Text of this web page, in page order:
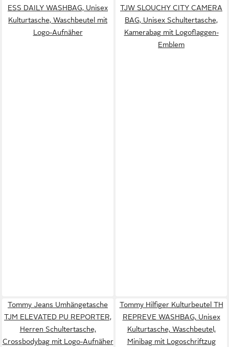
ESS DAILY WASHBAG, Unisex
Kulturtasche, Waschbeutel mit
Logo-Aufnäher
TJW SLOUCHY CITY CAMERA
BAG, Unisex Schultertasche,
Kamerabag mit Logoflaggen-
Emblem
Tommy Jeans Umhängetasche
TJM ELEVATED PU REPORTER,
Herren Schultertasche,
Crossbodybag mit Logo-Aufnäher
Tommy Hilfiger Kulturbeutel TH
REPREVE WASHBAG, Unisex
Kulturtasche, Waschbeutel,
Minibag mit Logoschriftzug